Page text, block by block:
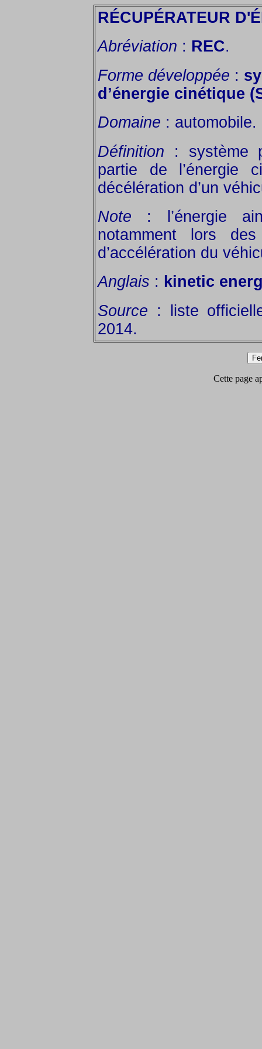
RÉCUPÉRATEUR
Abréviation : REC.
Forme développée :
d’énergie cinétique
Domaine : automobile.
Définition : système
partie de l’énergie
décélération d’un
Note : l’énergie
notamment lors
d’accélération du
Anglais : kinetic
Source : liste
2014.
Cette page